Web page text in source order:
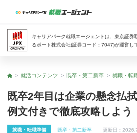
キャリアパーク就職エージェントは、東京証券
るポート株式会社(証券コード：7047)が運営し
トップ
就活コンテンツ 既卒・第二新卒 就職・転
既卒2年目は企業の懸念払
例文付きで徹底攻略しよう
就職・転職準備 既卒・第二新卒 更新日：